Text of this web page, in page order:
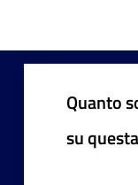
Quanto
su